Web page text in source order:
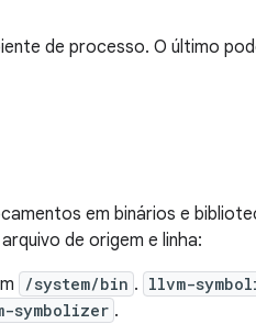
de processo. O último
em binários e
de origem e linha:
/system/bin . llvm-
.